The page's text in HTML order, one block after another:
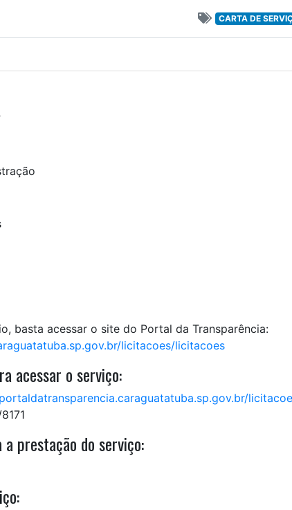
CARTA DE
basta acessar o site do Portal da Transparência:
licitacoes/licitacoes
acessar o serviço:
prestação do serviço: